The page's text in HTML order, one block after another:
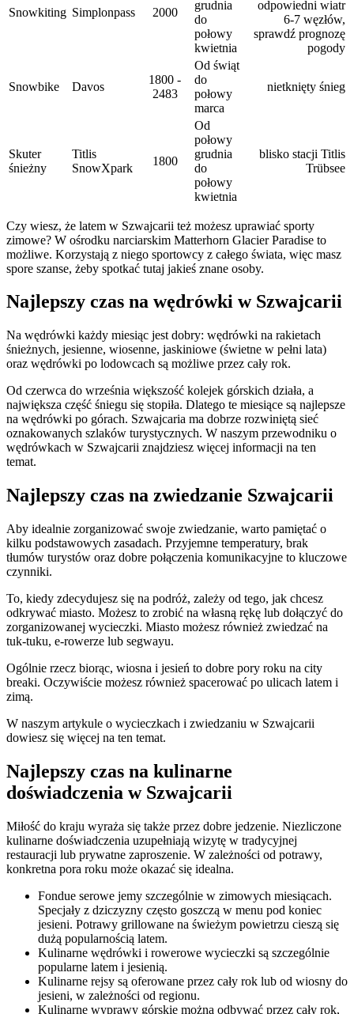
Snowkiting Simplonpass 2000
grudnia
do
połowy
kwietnia
odpowiedni wiatr
6-7 węzłów,
sprawdź prognozę
pogody
Snowbike Davos
1800 -
2483
Od świąt
do
połowy
marca
nietknięty śnieg
Skuter
śnieżny
Titlis
SnowXpark
1800
Od
połowy
grudnia
do
połowy
kwietnia
blisko stacji Titlis
Trübsee
Czy wiesz, że latem w Szwajcarii też możesz uprawiać sporty
zimowe? W ośrodku narciarskim Matterhorn Glacier Paradise to
możliwe. Korzystają z niego sportowcy z całego świata, więc masz
spore szanse, żeby spotkać tutaj jakieś znane osoby.
Najlepszy czas na wędrówki w Szwajcarii
Na wędrówki każdy miesiąc jest dobry: wędrówki na rakietach
śnieżnych, jesienne, wiosenne, jaskiniowe (świetne w pełni lata)
oraz wędrówki po lodowcach są możliwe przez cały rok.
Od czerwca do września większość kolejek górskich działa, a
największa część śniegu się stopiła. Dlatego te miesiące są najlepsze
na wędrówki po górach. Szwajcaria ma dobrze rozwiniętą sieć
oznakowanych szlaków turystycznych. W naszym przewodniku o
wędrówkach w Szwajcarii znajdziesz więcej informacji na ten
temat.
Najlepszy czas na zwiedzanie Szwajcarii
Aby idealnie zorganizować swoje zwiedzanie, warto pamiętać o
kilku podstawowych zasadach. Przyjemne temperatury, brak
tłumów turystów oraz dobre połączenia komunikacyjne to kluczowe
czynniki.
To, kiedy zdecydujesz się na podróż, zależy od tego, jak chcesz
odkrywać miasto. Możesz to zrobić na własną rękę lub dołączyć do
zorganizowanej wycieczki. Miasto możesz również zwiedzać na
tuk-tuku, e-rowerze lub segwayu.
Ogólnie rzecz biorąc, wiosna i jesień to dobre pory roku na city
breaki. Oczywiście możesz również spacerować po ulicach latem i
zimą.
W naszym artykule o wycieczkach i zwiedzaniu w Szwajcarii
dowiesz się więcej na ten temat.
Najlepszy czas na kulinarne
doświadczenia w Szwajcarii
Miłość do kraju wyraża się także przez dobre jedzenie. Niezliczone
kulinarne doświadczenia uzupełniają wizytę w tradycyjnej
restauracji lub prywatne zaproszenie. W zależności od potrawy,
konkretna pora roku może okazać się idealna.
Fondue serowe jemy szczególnie w zimowych miesiącach.
Specjały z dziczyzny często goszczą w menu pod koniec
jesieni. Potrawy grillowane na świeżym powietrzu cieszą się
dużą popularnością latem.
Kulinarne wędrówki i rowerowe wycieczki są szczególnie
popularne latem i jesienią.
Kulinarne rejsy są oferowane przez cały rok lub od wiosny do
jesieni, w zależności od regionu.
Kulinarne wyprawy górskie można odbywać przez cały rok,